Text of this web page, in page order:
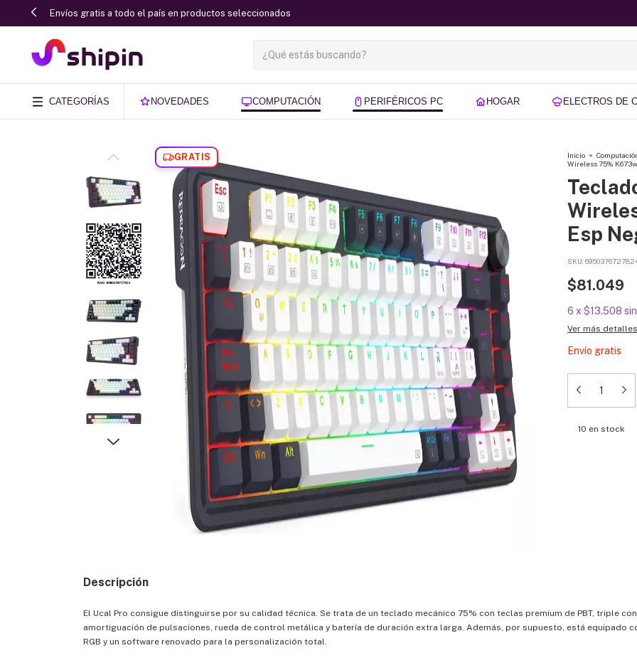
Envíos gratis a todo el país en productos seleccionados
CATEGORÍAS NOVEDADES COMPUTACIÓN PERIFÉRICOS PC HOGAR ELECTROS DE
GRATIS Inicio >
Wireless 75%
Esp
SKU:
$81.049
6 x $13.508
Ver más detalles
Envío gratis
10 en stock
Descripción
El Ucal Pro consigue distinguirse por su calidad técnica. Se trata de un teclado mecánico 75% con teclas premium de PBT, triple
amortiguación de pulsaciones, rueda de control metálica y batería de duración extra larga. Además, por supuesto, está equipado
RGB y un software renovado para la personalización total.